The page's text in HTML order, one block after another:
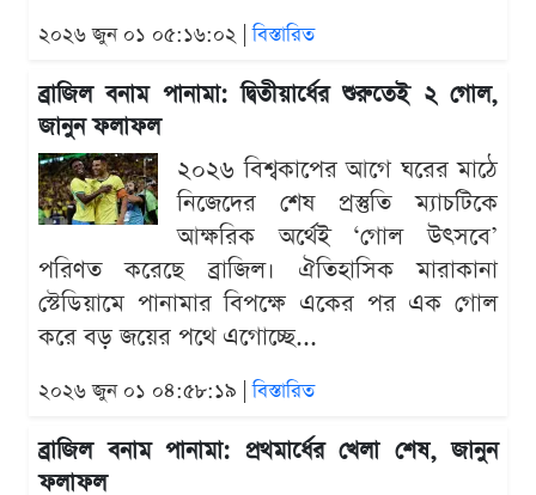
২০২৬ জুন ০১ ০৫:১৬:০২ |বিস্তারিত
ব্রাজিল বনাম পানামা: দ্বিতীয়ার্ধের শুরুতেই ২ গোল,
জানুন ফলাফল
২০২৬ বিশ্বকাপের আগে ঘরের মাঠে
নিজেদের শেষ প্রস্তুতি ম্যাচটিকে
আক্ষরিক অর্থেই ‘গোল উৎসবে’
পরিণত করেছে ব্রাজিল। ঐতিহাসিক মারাকানা
স্টেডিয়ামে পানামার বিপক্ষে একের পর এক গোল
করে বড় জয়ের পথে এগোচ্ছে...
২০২৬ জুন ০১ ০৪:৫৮:১৯ |বিস্তারিত
ব্রাজিল বনাম পানামা: প্রথমার্ধের খেলা শেষ, জানুন
ফলাফল